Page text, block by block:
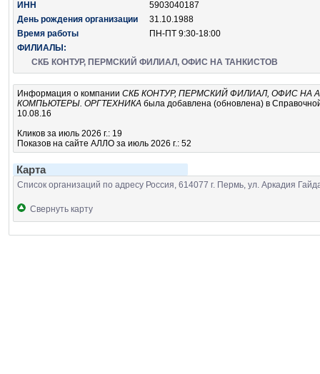
ИНН
5903040187
День рождения организации
31.10.1988
Время работы
ПН-ПТ 9:30-18:00
ФИЛИАЛЫ:
СКБ КОНТУР, ПЕРМСКИЙ ФИЛИАЛ, ОФИС НА ТАНКИСТОВ
Информация о компании СКБ КОНТУР, ПЕРМСКИЙ ФИЛИАЛ, ОФИС НА
КОМПЬЮТЕРЫ. ОРГТЕХНИКА была добавлена (обновлена) в
10.08.16
Кликов за июль 2026 г.: 19
Показов на сайте АЛЛО за июль 2026 г.: 52
Карта
Список организаций по адресу Россия, 614077 г. Пермь, ул. Аркадия
Свернуть карту